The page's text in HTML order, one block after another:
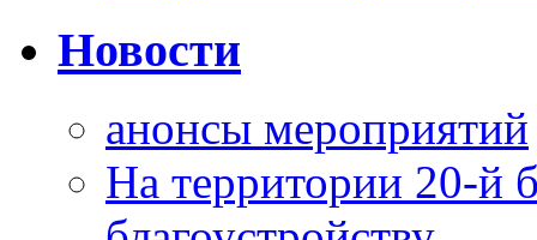
Новости
анонсы мероприятий
На территории 20-й